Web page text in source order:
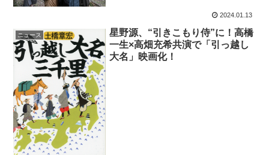
2024.01.13
ニュース
星野源、“引きこもり侍”に！高橋
一生×高畑充希共演で「引っ越し
大名」映画化！